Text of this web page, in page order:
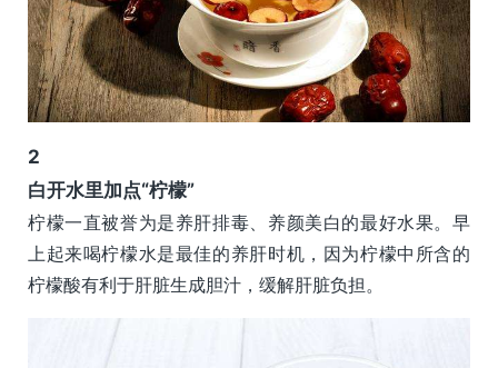
2
白开水里加点“柠檬”
柠檬一直被誉为是养肝排毒、养颜美白的最好水果。早
上起来喝柠檬水是最佳的养肝时机，因为柠檬中所含的
柠檬酸有利于肝脏生成胆汁，缓解肝脏负担。